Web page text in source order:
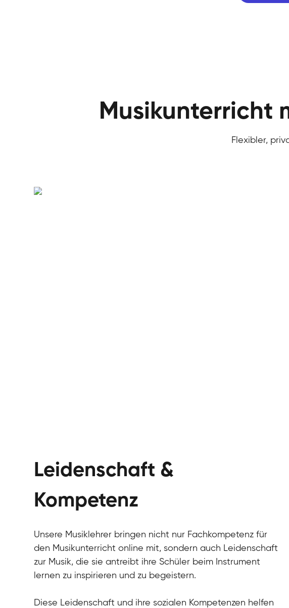
Musikunterricht
Flexibler,
Leidenschaft &
Kompetenz
Unsere Musiklehrer bringen nicht nur Fachkompetenz für
den Musikunterricht online mit, sondern auch Leidenschaft
zur Musik, die sie antreibt ihre Schüler beim Instrument
lernen zu inspirieren und zu begeistern.
Diese Leidenschaft und ihre sozialen Kompetenzen helfen